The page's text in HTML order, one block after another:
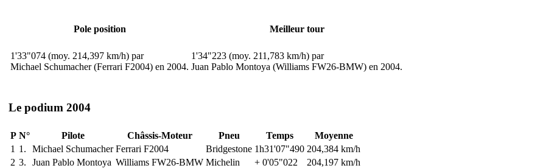
Pole position Meilleur tour
1'33"074 (moy. 214,397 km/h) par
Michael Schumacher (Ferrari F2004) en 2004.
1'34"223 (moy. 211,783 km/h) par
Juan Pablo Montoya (Williams FW26-BMW) en 2004.
Le podium 2004
P N° Pilote Châssis-Moteur Pneu Temps
Moyenne
1 1. Michael Schumacher Ferrari F2004 Bridgestone 1h31'07"490 204,384 km/h
2 3. Juan Pablo Montoya Williams FW26-BMW Michelin + 0'05"022
204,197 km/h